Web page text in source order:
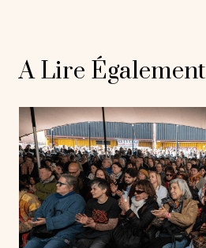
A Lire Également